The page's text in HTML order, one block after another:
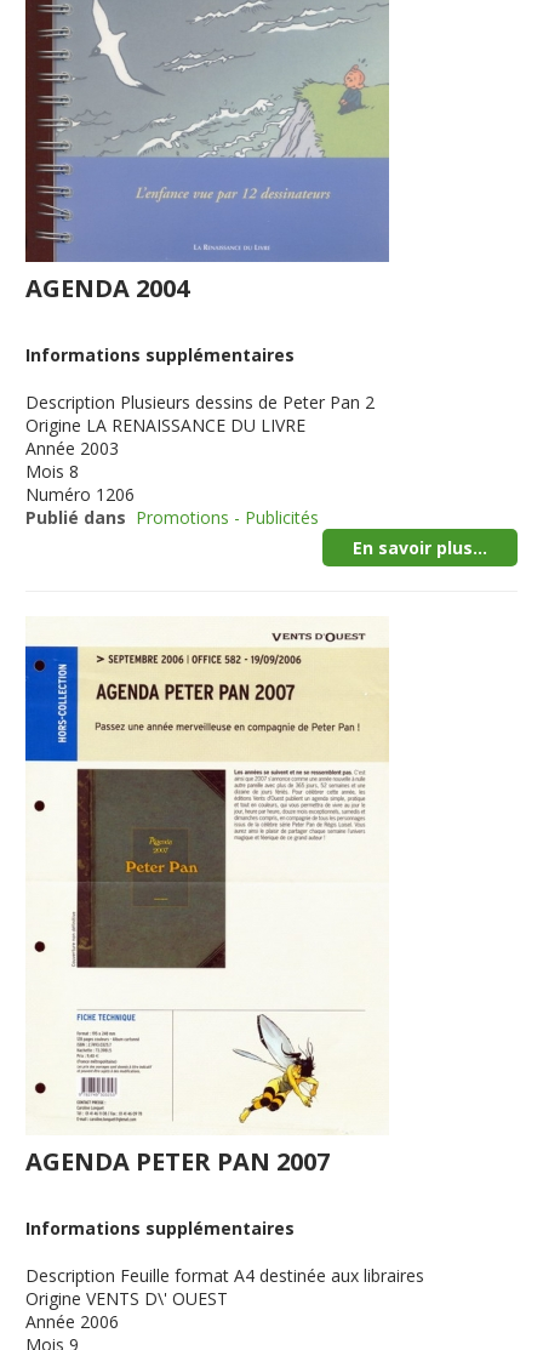
AGENDA 2004
Informations supplémentaires
Description Plusieurs dessins de Peter Pan 2
Origine LA RENAISSANCE DU LIVRE
Année 2003
Mois 8
Numéro 1206
Publié dans Promotions - Publicités
En savoir plus...
AGENDA PETER PAN 2007
Informations supplémentaires
Description Feuille format A4 destinée aux libraires
Origine VENTS D\' OUEST
Année 2006
Mois 9